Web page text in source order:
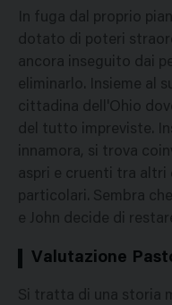
In fuga dal proprio
dotato di poteri
ancora inseguito dai
eliminarlo. Insieme al
cittadina dell'Ohio
del tutto impreviste.
innamora, si trova
aspri e cruenti tra altri
particolari. Sembra
e John decide di
Valutazione
Si tratta di una storia